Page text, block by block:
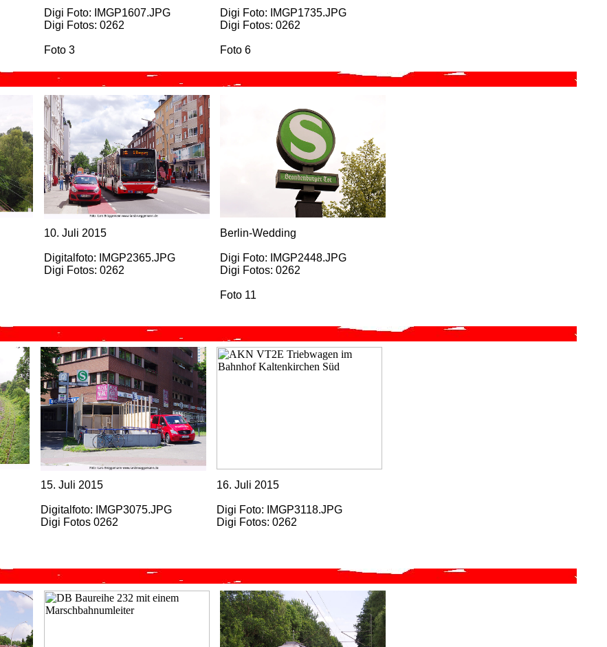
Digi Foto: IMGP1607.JPG
Digi Fotos: 0262
Foto 3
Digi Foto: IMGP1735.JPG
Digi Fotos: 0262
Foto 6
10. Juli 2015
Digitalfoto: IMGP2365.JPG
Digi Fotos: 0262
Berlin-Wedding
Digi Foto: IMGP2448.JPG
Digi Fotos: 0262
Foto 11
15. Juli 2015
Digitalfoto: IMGP3075.JPG
Digi Fotos 0262
16. Juli 2015
Digi Foto: IMGP3118.JPG
Digi Fotos: 0262